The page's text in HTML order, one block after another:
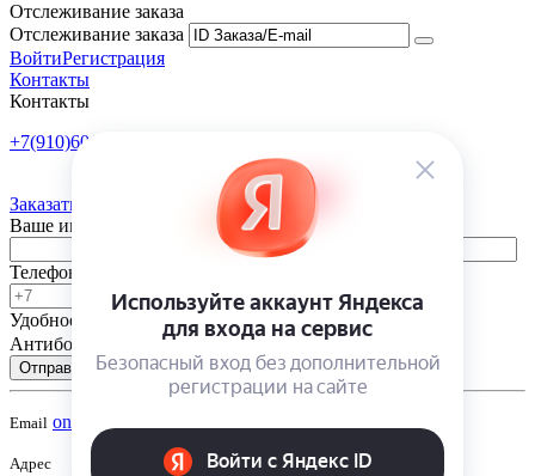
Отслеживание заказа
Отслеживание заказа
ВойтиРегистрация
Контакты
Контакты
+7(910)601-10-10
Заказать обратный звонок
Ваше имя
Телефон
Удобное время
-
Антибот
Отправить
Email onsad@onsad.ru
Адрес